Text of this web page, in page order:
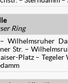
Ring
Wilhelmsruher
Str. –
Platz – Tegeler